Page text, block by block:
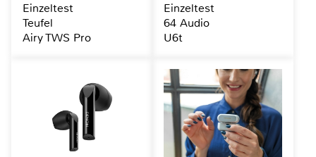
Einzeltest
Teufel
Airy TWS Pro
Einzeltest
64 Audio
U6t